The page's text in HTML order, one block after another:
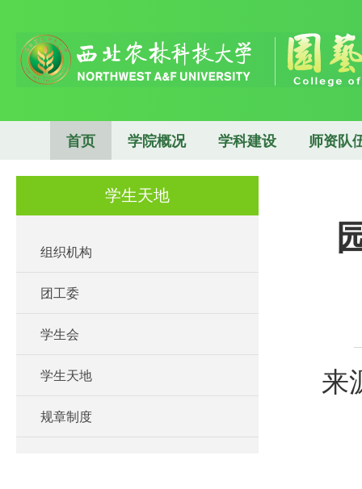
首页 学院概况 学科建设 师资队
学生天地
组织机构
团工委
学生会
学生天地
规章制度
来